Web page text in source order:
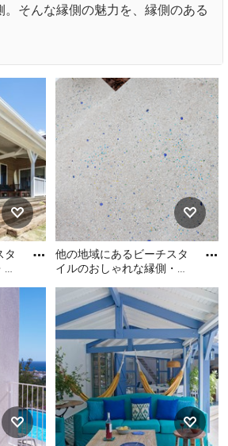
そんな縁側の魅力を、縁側のある
ーチも、住宅の顔としてのデザイ
ろだからこそ使い勝手にこだわりた
種類
縁」
て、「濡れ縁」と「くれ縁」の 2種
縁」は室外にある縁側で、屋根は被
部に面しているので、雨が振り込む
う空間のことです。一方「くれ
あり、窓や雨戸を閉めると室内に
。「広縁」も「くれ縁」の一種で、
の広い縁側を意味します。
キもどちらも木製で住宅の外側にあ
見分け方は、屋根があるかどうか
ている、軒がある場合は縁側で、屋
状態であれば「ウッドデッキ」と言
タ
スタ
ポ
り出
他の地域にあるビーチスタ
イルのおしゃれな縁側・ポ
他の地域にあるビーチスタ
イルのおしゃれな縁側・ポ
ーチの写真